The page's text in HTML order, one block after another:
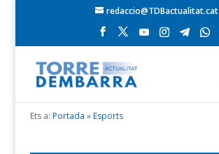
redaccio@TDBactualitat.cat
Ets a: Portada »Esports